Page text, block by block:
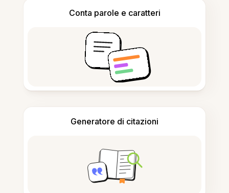
Conta parole e caratteri
Generatore di citazioni